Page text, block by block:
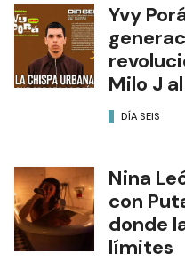
Yvy
Milo J
DÍA SEIS
Nina
con
donde
límites